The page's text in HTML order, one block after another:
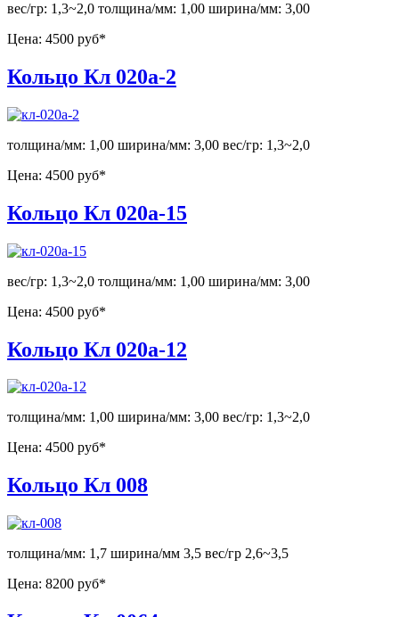
вес/гр: 1,3~2,0 толщина/мм: 1,00 ширина/мм: 3,00
Цена: 4500 руб*
Кольцо Кл 020а-2
толщина/мм: 1,00 ширина/мм: 3,00 вес/гр: 1,3~2,0
Цена: 4500 руб*
Кольцо Кл 020а-15
вес/гр: 1,3~2,0 толщина/мм: 1,00 ширина/мм: 3,00
Цена: 4500 руб*
Кольцо Кл 020а-12
толщина/мм: 1,00 ширина/мм: 3,00 вес/гр: 1,3~2,0
Цена: 4500 руб*
Кольцо Кл 008
толщина/мм: 1,7 ширина/мм 3,5 вес/гр 2,6~3,5
Цена: 8200 руб*